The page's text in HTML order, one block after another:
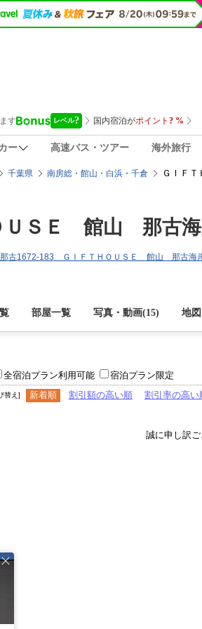
ー 高速バス・ツアー 海外旅行
千葉県 南房総・館山・白浜・千倉 ＧＩＦ
ＵＳＥ 館山 那古海
那古1672-183 ＧＩＦＴＨＯＵＳＥ 館山 那古海
部屋一覧 写真・動画(15) 地
全宿泊プラン利用可能 宿泊プラン限定
替え] 新着順 割引額の高い順 割引率の高い
誠に申し訳